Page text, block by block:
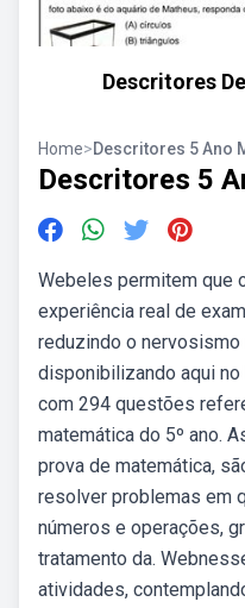
Descritores
Home>Descritores 5 Ano
Descritores 5
Webeles permitem que
experiência real de
reduzindo o nervosismo
disponibilizando aqui
com 294 questões
matemática do 5º ano.
prova de matemática,
resolver problemas em
números e operações,
tratamento da.
atividades,